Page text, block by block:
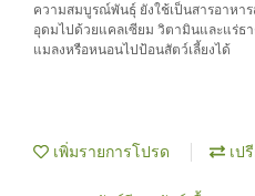
ความสมบูรณ์พันธุ์ ยังใช้เป็นสารอาหา
อุดมไปด้วยแคลเซียม วิตามินและแร่ธ
แมลงหรือหนอนไปป้อนสัตว์เลี้ยงได้
เพิ่มรายการโปรด เป